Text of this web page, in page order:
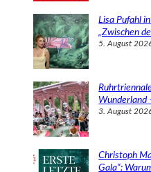
Lisa Pufahl
„Zwischen
5. August
Wunderland
3. August
Christoph
Gala“: